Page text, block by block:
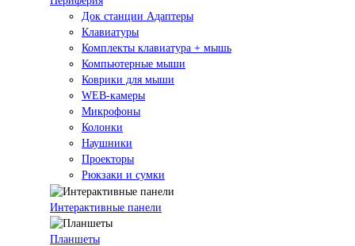
Док станции Адаптеры
Клавиатуры
Комплекты клавиатура + мышь
Компьютерные мыши
Коврики для мыши
WEB-камеры
Микрофоны
Колонки
Наушники
Проекторы
Рюкзаки и сумки
Интерактивные панели
Планшеты